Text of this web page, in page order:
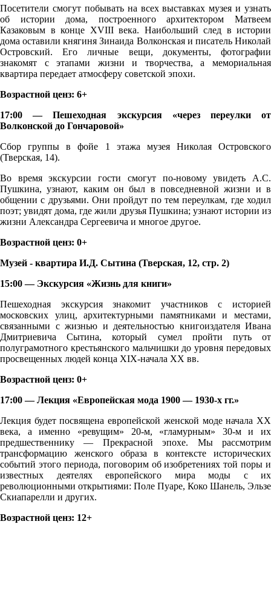
Посетители смогут побывать на всех выставках музея и узнать
об истории дома, построенного архитектором Матвеем
Казаковым в конце XVIII века. Наибольший след в истории
дома оставили княгиня Зинаида Волконская и писатель Николай
Островский. Его личные вещи, документы, фотографии
знакомят с этапами жизни и творчества, а мемориальная
квартира передает атмосферу советской эпохи.
Возрастной ценз: 6+
17:00 — Пешеходная экскурсия «через переулки от
Волконской до Гончаровой»
Сбор группы в фойе 1 этажа музея Николая Островского
(Тверская, 14).
Во время экскурсии гости смогут по-новому увидеть А.С.
Пушкина, узнают, каким он был в повседневной жизни и в
общении с друзьями. Они пройдут по тем переулкам, где ходил
поэт; увидят дома, где жили друзья Пушкина; узнают истории из
жизни Александра Сергеевича и многое другое.
Возрастной ценз: 0+
Музей - квартира И.Д. Сытина (Тверская, 12, стр. 2)
15:00 — Экскурсия «Жизнь для книги»
Пешеходная экскурсия знакомит участников c историей
московских улиц, архитектурными памятниками и местами,
связанными с жизнью и деятельностью книгоиздателя Ивана
Дмитриевича Сытина, который сумел пройти путь от
полуграмотного крестьянского мальчишки до уровня передовых
просвещенных людей конца XIX-начала XX вв.
Возрастной ценз: 0+
17:00 — Лекция «Европейская мода 1900 — 1930-х гг.»
Лекция будет посвящена европейской женской моде начала ХХ
века, а именно «ревущим» 20-м, «гламурным» 30-м и их
предшественнику — Прекрасной эпохе. Мы рассмотрим
трансформацию женского образа в контексте исторических
событий этого периода, поговорим об изобретениях той поры и
известных деятелях европейского мира моды с их
революционными открытиями: Поле Пуаре, Коко Шанель, Эльзе
Скиапарелли и других.
Возрастной ценз: 12+